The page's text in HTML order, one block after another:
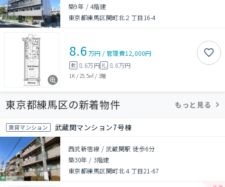
築9年 / 4階建
東京都練馬区関町北２丁目16-4
8.6 万円 /管理費12,000円
敷 8.6万円礼 8.6万円
1K / 25.5㎡ / 3階
東京都練馬区の新着物件 もっと見る
賃貸マンション 武蔵関マンション7号棟
西武新宿線 / 武蔵関駅 徒歩6分
築30年 / 3階建
東京都練馬区関町北４丁目21-67